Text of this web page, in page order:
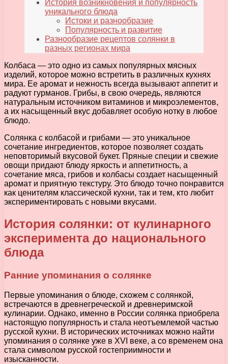
История возникновения и популярность
уникального блюда
Истоки и разнообразие
Популярность и развитие
Разнообразие рецептов солянки в
разных регионах мира
Колбаса — это одно из самых популярных мясных
изделий, которое можно встретить в различных кухнях
мира. Ее аромат и нежность всегда вызывают аппетит и
радуют гурманов. Грибы, в свою очередь, являются
натуральным источником витаминов и микроэлементов,
а их насыщенный вкус добавляет особую нотку в любое
блюдо.
Солянка с колбасой и грибами — это уникальное
сочетание ингредиентов, которое позволяет создать
неповторимый вкусовой букет. Пряные специи и свежие
овощи придают блюду яркость и аппетитность, а
сочетание мяса, грибов и колбасы создает насыщенный
аромат и приятную текстуру. Это блюдо точно понравится
как ценителям классической кухни, так и тем, кто любит
экспериментировать с новыми вкусами.
История солянки: от кулинарного
эксперимента до национального
блюда
Ранние упоминания о солянке
Первые упоминания о блюде, схожем с солянкой,
встречаются в древнегреческой и древнеримской
кулинарии. Однако, именно в России солянка приобрела
настоящую популярность и стала неотъемлемой частью
русской кухни. В исторических источниках можно найти
упоминания о солянке уже в XVI веке, а со временем она
стала символом русской гостеприимности и
изысканности.